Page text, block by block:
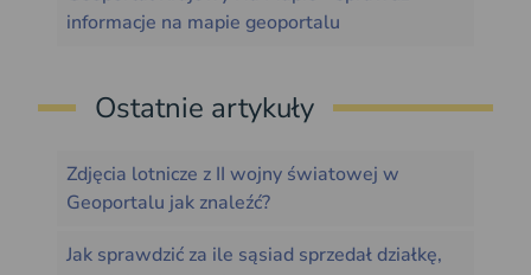
informacje na mapie geoportalu
Ostatnie artykuły
Zdjęcia lotnicze z II wojny światowej w
Geoportalu jak znaleźć?
Jak sprawdzić za ile sąsiad sprzedał działkę,